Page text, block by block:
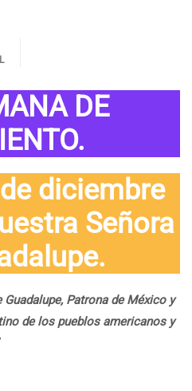
DE
diciembre
Señora
Patrona de México y
de los pueblos americanos y